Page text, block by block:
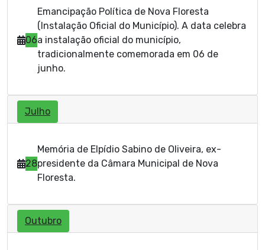
06
Emancipação Política de Nova Floresta
(Instalação Oficial do Município). A data celebra
a instalação oficial do município,
tradicionalmente comemorada em 06 de
junho.
Julho
28
Memória de Elpídio Sabino de Oliveira, ex-
presidente da Câmara Municipal de Nova
Floresta.
Outubro